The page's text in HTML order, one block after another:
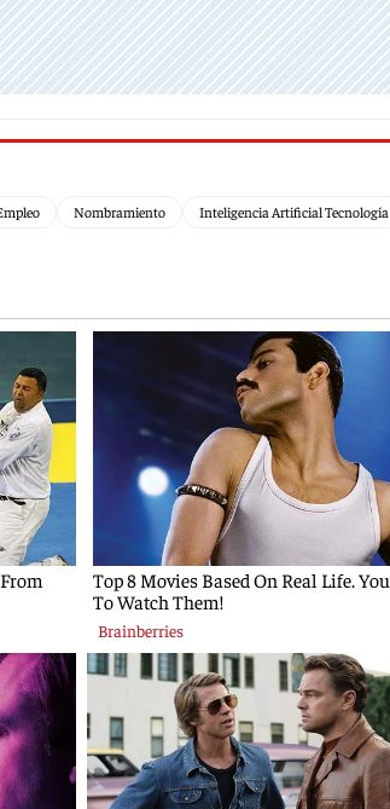
Nombramiento Inteligencia Artificial Tecnología